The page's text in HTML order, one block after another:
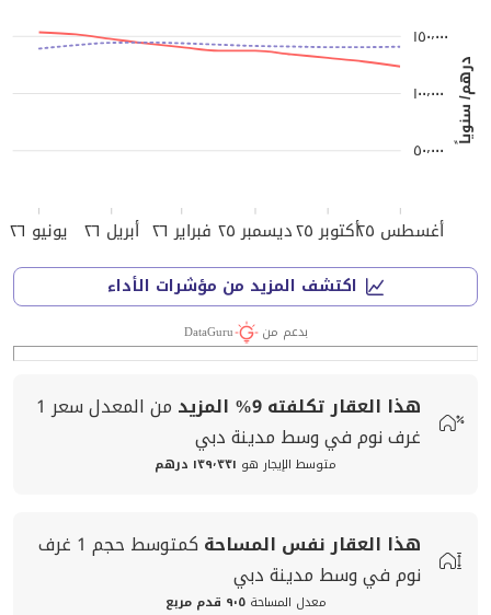
أغسطس ٢٥ أكتوبر ٢٥ ديسمبر ٢٥ فبراير ٢٦ أبريل ٢٦ يونيو ٢٦
درهم/ سنوياً
٥٠٬٠٠٠
١٠٠٬٠٠٠
١٥٠٬٠٠٠
اكتشف المزيد من مؤشرات الأداء
بدعم من DataGuru
هذا العقار تكلفته9% المزيد من المعدلسعر 1
غرف نوم في وسط مدينة دبي
متوسط الإيجار هو ١٣٩٬٣٣١ درهم
هذا العقارنفس المساحة كمتوسط حجم
1 غرف
نوم في وسط مدينة دبي
معدل المساحة ٩٠٥ قدم مربع